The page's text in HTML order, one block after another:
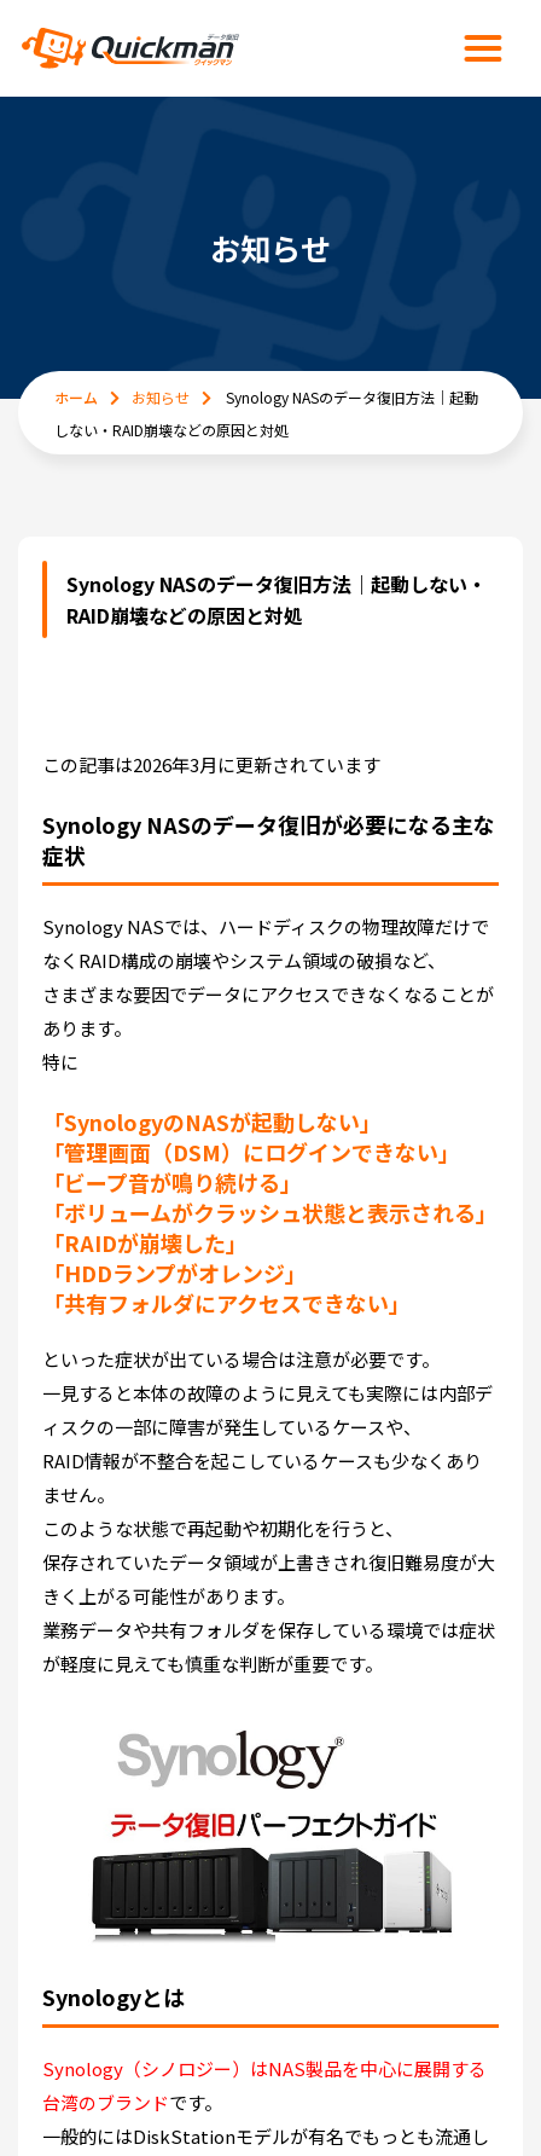
お知らせ
ホーム お知らせ
Synology NASのデータ復旧方法｜起動
しない・RAID崩壊などの原因と対処
Synology NASのデータ復旧方法｜起動しない・
RAID崩壊などの原因と対処
この記事は2026年3月に更新されています
Synology NASのデータ復旧が必要になる主な
症状
Synology NASでは、ハードディスクの物理故障だけで
なくRAID構成の崩壊やシステム領域の破損など、
さまざまな要因でデータにアクセスできなくなることが
あります。
特に
「SynologyのNASが起動しない」
「管理画面（DSM）にログインできない」
「ビープ音が鳴り続ける」
「ボリュームがクラッシュ状態と表示される」
「RAIDが崩壊した」
「HDDランプがオレンジ」
「共有フォルダにアクセスできない」
といった症状が出ている場合は注意が必要です。
一見すると本体の故障のように見えても実際には内部デ
ィスクの一部に障害が発生しているケースや、
RAID情報が不整合を起こしているケースも少なくあり
ません。
このような状態で再起動や初期化を行うと、
保存されていたデータ領域が上書きされ復旧難易度が大
きく上がる可能性があります。
業務データや共有フォルダを保存している環境では症状
が軽度に見えても慎重な判断が重要です。
Synologyとは
Synology（シノロジー）はNAS製品を中心に展開する
台湾のブランドです。
一般的にはDiskStationモデルが有名でもっとも流通し